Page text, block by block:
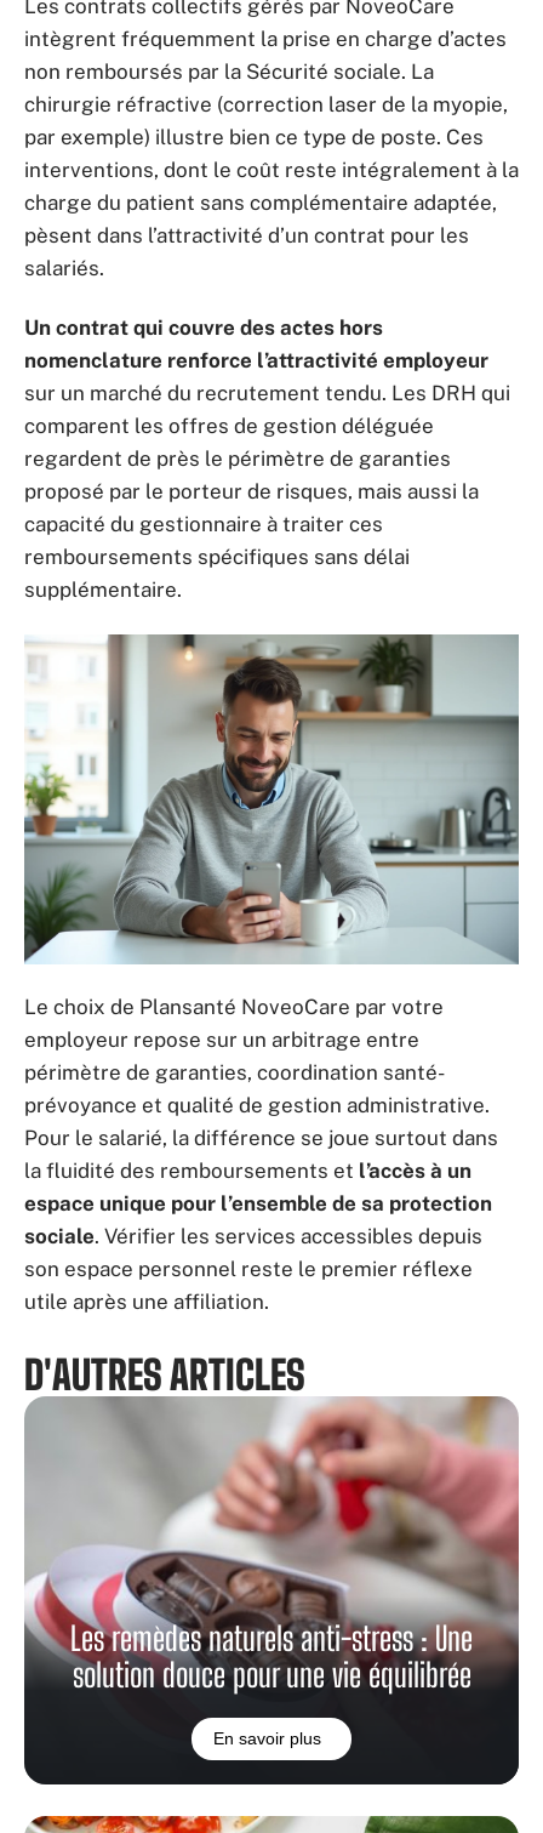
Les contrats collectifs gérés par NoveoCare
intègrent fréquemment la prise en charge d’actes
non remboursés par la Sécurité sociale. La
chirurgie réfractive (correction laser de la myopie,
par exemple) illustre bien ce type de poste. Ces
interventions, dont le coût reste intégralement à la
charge du patient sans complémentaire adaptée,
pèsent dans l’attractivité d’un contrat pour les
salariés.
Un contrat qui couvre des actes hors
nomenclature renforce l’attractivité employeur
sur un marché du recrutement tendu. Les DRH qui
comparent les offres de gestion déléguée
regardent de près le périmètre de garanties
proposé par le porteur de risques, mais aussi la
capacité du gestionnaire à traiter ces
remboursements spécifiques sans délai
supplémentaire.
Le choix de Plansanté NoveoCare par votre
employeur repose sur un arbitrage entre
périmètre de garanties, coordination santé-
prévoyance et qualité de gestion administrative.
Pour le salarié, la différence se joue surtout dans
la fluidité des remboursements et l’accès à un
espace unique pour l’ensemble de sa protection
sociale. Vérifier les services accessibles depuis
son espace personnel reste le premier réflexe
utile après une affiliation.
D'AUTRES ARTICLES
Les remèdes naturels anti-stress : Une
solution douce pour une vie équilibrée
En savoir plus